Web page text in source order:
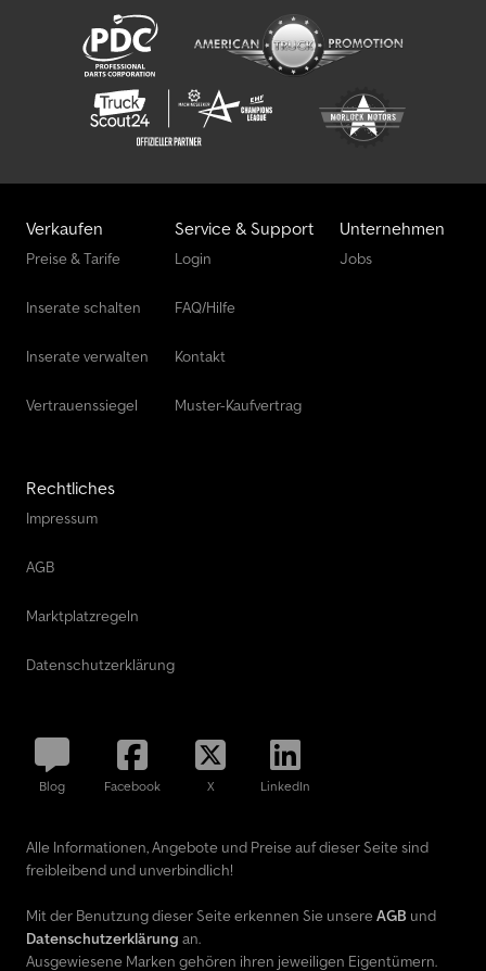
Verkaufen
Preise & Tarife
Inserate schalten
Inserate verwalten
Vertrauenssiegel
Service & Support
Login
FAQ/Hilfe
Kontakt
Muster-Kaufvertrag
Unternehmen
Jobs
Rechtliches
Impressum
AGB
Marktplatzregeln
Datenschutzerklärung
Blog Facebook X LinkedIn
Alle Informationen, Angebote und Preise auf dieser Seite sind
freibleibend und unverbindlich!
Mit der Benutzung dieser Seite erkennen Sie unsere AGB und
Datenschutzerklärung an.
Ausgewiesene Marken gehören ihren jeweiligen Eigentümern.